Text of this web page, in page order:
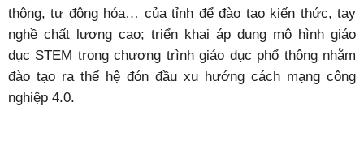
thông, tự động hóa… của tỉnh để đào tạo kiến thức, tay
nghề chất lượng cao; triển khai áp dụng mô hình giáo
dục STEM trong chương trình giáo dục phổ thông nhằm
đào tạo ra thế hệ đón đầu xu hướng cách mạng công
nghiệp 4.0.